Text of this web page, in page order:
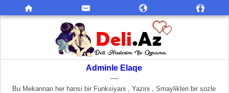
Adminle Elaqe
---
Bu Mekannan her hansi bir Funksiyani , Yazini , Smaylikleri bir sozle